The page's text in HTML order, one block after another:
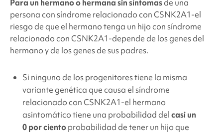
Para un hermano o hermana sin síntomasde una
persona con síndrome relacionadocon CSNK2A1-el
riesgo de que el hermano tenga un hijo con síndrome
relacionado conCSNK2A1-depende de los genes del
hermano y de los genes de sus padres.
Si ninguno de los progenitores tiene la misma
variante genética que causa el síndrome
relacionadocon CSNK2A1-el hermano
asintomático tiene una probabilidad delcasi un
0 por cientoprobabilidad de tener un hijo que